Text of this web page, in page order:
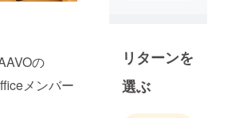
の
メンバー
リターンを
選ぶ